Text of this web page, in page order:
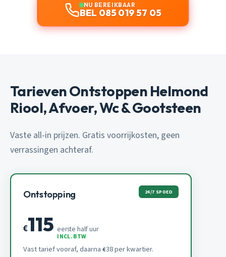
NU BEREIKBAAR
BEL 085 019 57 05
Tarieven Ontstoppen Helmond
Riool, Afvoer, Wc & Gootsteen
Vaste all-in prijzen. Gratis voorrijkosten, geen
verrassingen achteraf.
Ontstopping 24/7 SPOED
€115 eerste half uur
INCL. BTW
Vast tarief vooraf, daarna €38 per kwartier.